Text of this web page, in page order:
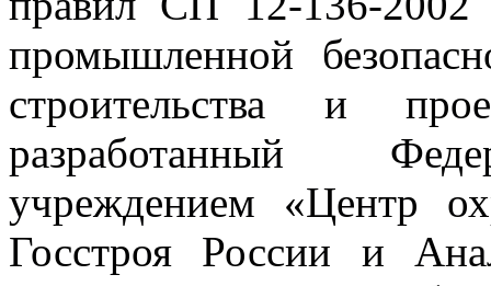
промышленной
строительства и
разработанный
учреждением «Центр
Госстроя России и